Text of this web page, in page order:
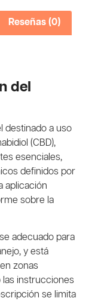
Reseñas (0)
del
destinado a uso
(CBD),
esenciales,
definidos por
aplicación
sobre la
adecuado para
y está
zonas
las instrucciones
se limita